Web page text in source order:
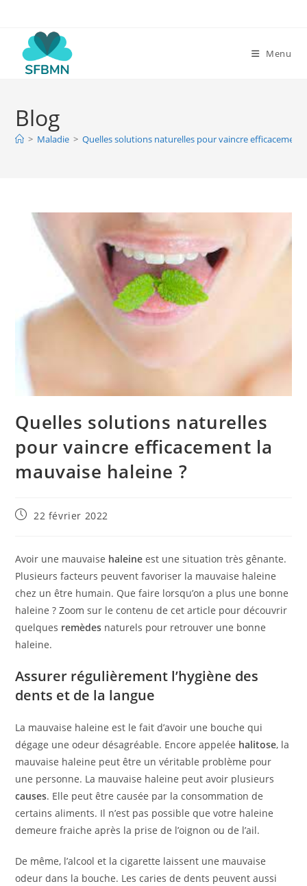
content
Menu
Blog
> Maladie > Quelles solutions naturelles pour vaincre efficacement
Quelles solutions naturelles
pour vaincre efficacement la
mauvaise haleine ?
Publication
22 février 2022
Avoir une mauvaise haleine est une situation très gênante.
Plusieurs facteurs peuvent favoriser la mauvaise haleine
chez un être humain. Que faire lorsqu’on a plus une bonne
haleine ? Zoom sur le contenu de cet article pour découvrir
quelques remèdes naturels pour retrouver une bonne
haleine.
Assurer régulièrement l’hygiène des
dents et de la langue
La mauvaise haleine est le fait d’avoir une bouche qui
dégage une odeur désagréable. Encore appelée halitose, la
mauvaise haleine peut être un véritable problème pour
une personne. La mauvaise haleine peut avoir plusieurs
causes. Elle peut être causée par la consommation de
certains aliments. Il n’est pas possible que votre haleine
demeure fraiche après la prise de l’oignon ou de l’ail.
De même, l’alcool et la cigarette laissent une mauvaise
odeur dans la bouche. Les caries de dents peuvent aussi